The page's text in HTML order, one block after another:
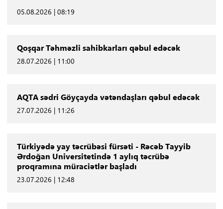
05.08.2026 | 08:19
Qoşqar Təhməzli sahibkarları qəbul edəcək
28.07.2026 | 11:00
AQTA sədri Göyçayda vətəndaşları qəbul edəcək
27.07.2026 | 11:26
Türkiyədə yay təcrübəsi fürsəti - Rəcəb Tayyib
Ərdoğan Universitetində 1 aylıq təcrübə
proqramına müraciətlər başladı
23.07.2026 | 12:48